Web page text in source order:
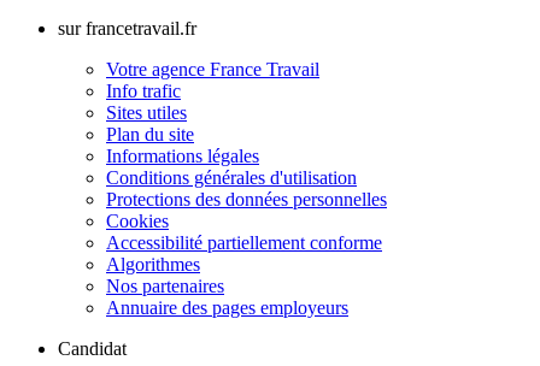
sur francetravail.fr
Votre agence France Travail
Info trafic
Sites utiles
Plan du site
Informations légales
Conditions générales d'utilisation
Protections des données personnelles
Cookies
Accessibilité partiellement conforme
Algorithmes
Nos partenaires
Annuaire des pages employeurs
Candidat